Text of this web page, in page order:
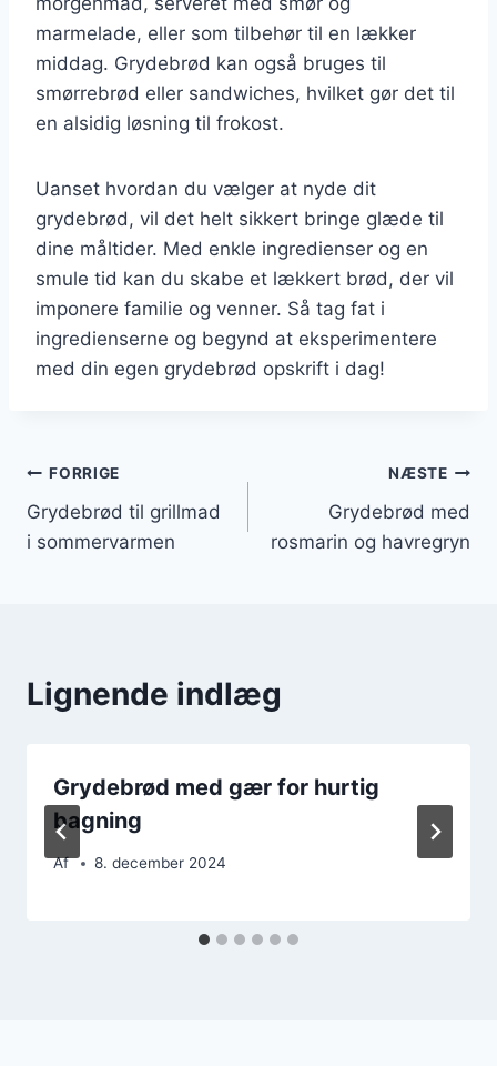
marmelade, eller som tilbehør til en lækker
middag. Grydebrød kan også bruges til
smørrebrød eller sandwiches, hvilket gør det til
en alsidig løsning til frokost.
Uanset hvordan du vælger at nyde dit
grydebrød, vil det helt sikkert bringe glæde til
dine måltider. Med enkle ingredienser og en
smule tid kan du skabe et lækkert brød, der vil
imponere familie og venner. Så tag fat i
ingredienserne og begynd at eksperimentere
med din egen grydebrød opskrift i dag!
Indlægsnavigation
FORRIGE
Grydebrød til grillmad
i sommervarmen
NÆSTE
Grydebrød med
rosmarin og havregryn
Lignende indlæg
Grydebrød med gær for hurtig
bagning
Af 8. december 2024